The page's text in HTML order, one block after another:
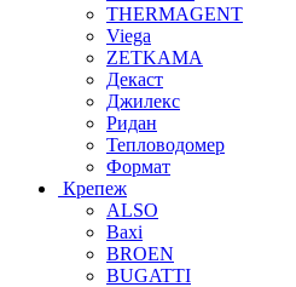
THERMAGENT
Viega
ZETKAMA
Декаст
Джилекс
Ридан
Тепловодомер
Формат
Крепеж
ALSO
Baxi
BROEN
BUGATTI